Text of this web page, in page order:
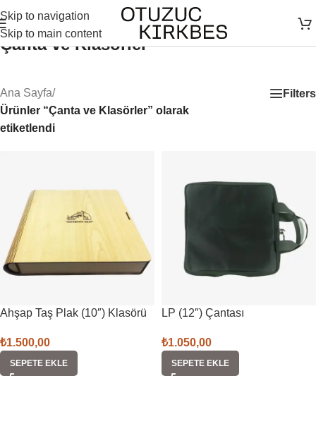
Skip to navigation
Skip to main content
Çanta ve Klasörler
Ana Sayfa/
Ürünler “Çanta ve Klasörler” olarak
etiketlendi
Filters
Ahşap Taş Plak (10″) Klasörü
₺1.500,00
SEPETE EKLE
LP (12″) Çantası
₺1.050,00
SEPETE EKLE